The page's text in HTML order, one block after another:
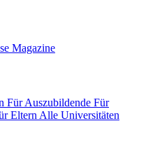
Magazine
Für Auszubildende Für
Eltern Alle Universitäten